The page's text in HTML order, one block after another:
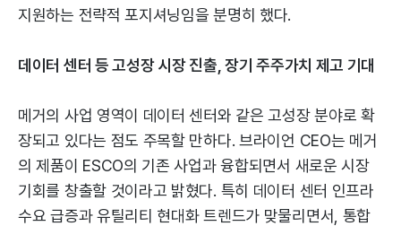
지원하는 전략적 포지셔닝임을 분명히 했다.
데이터 센터 등 고성장 시장 진출, 장기 주주가치 제고 기대
메거의 사업 영역이 데이터 센터와 같은 고성장 분야로 확
장되고 있다는 점도 주목할 만하다. 브라이언 CEO는 메거
의 제품이 ESCO의 기존 사업과 융합되면서 새로운 시장
기회를 창출할 것이라고 밝혔다. 특히 데이터 센터 인프라
수요 급증과 유틸리티 현대화 트렌드가 맞물리면서, 통합